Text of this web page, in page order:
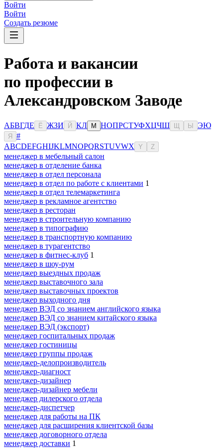
Войти
Войти
Создать резюме
Работа и вакансии
по профессии в
Александровском Заводе
АБВГДЕ Ё ЖЗИ Й КЛ М НОПРСТУФХЦЧШ Ы ЭЮ
Я
#
ABCDEFGHIJKLMNOPQRSTUVWX Y Z
менеджер в мебельный салон
менеджер в отделение банка
менеджер в отдел персонала
менеджер в отдел по работе с клиентами 1
менеджер в отдел телемаркетинга
менеджер в рекламное агентство
менеджер в ресторан
менеджер в строительную компанию
менеджер в типографию
менеджер в транспортную компанию
менеджер в турагентство
менеджер в фитнес-клуб 1
менеджер в шоу-рум
менеджер выездных продаж
менеджер выставочного зала
менеджер выставочных проектов
менеджер выходного дня
менеджер ВЭД со знанием английского языка
менеджер ВЭД со знанием китайского языка
менеджер ВЭД (экспорт)
менеджер госпитальных продаж
менеджер гостиницы
менеджер группы продаж
менеджер-делопроизводитель
менеджер-диагност
менеджер-дизайнер
менеджер-дизайнер мебели
менеджер дилерского отдела
менеджер-диспетчер
менеджер для работы на ПК
менеджер для расширения клиентской базы
менеджер договорного отдела
менеджер доставки 1